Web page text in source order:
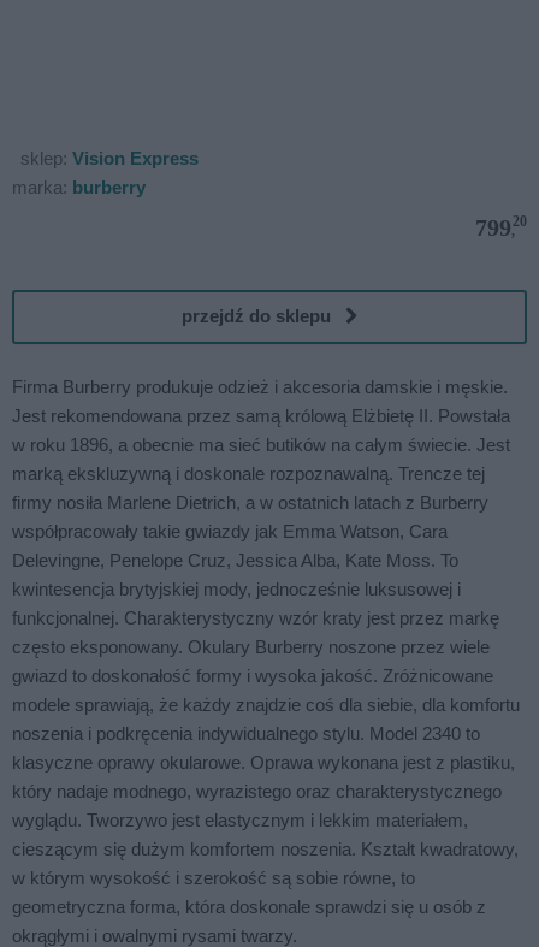
sklep: Vision Express
marka: burberry
799,
20
przejdź do sklepu
Firma Burberry produkuje odzież i akcesoria damskie i męskie.
Jest rekomendowana przez samą królową Elżbietę II. Powstała
w roku 1896, a obecnie ma sieć butików na całym świecie. Jest
marką ekskluzywną i doskonale rozpoznawalną. Trencze tej
firmy nosiła Marlene Dietrich, a w ostatnich latach z Burberry
współpracowały takie gwiazdy jak Emma Watson, Cara
Delevingne, Penelope Cruz, Jessica Alba, Kate Moss. To
kwintesencja brytyjskiej mody, jednocześnie luksusowej i
funkcjonalnej. Charakterystyczny wzór kraty jest przez markę
często eksponowany. Okulary Burberry noszone przez wiele
gwiazd to doskonałość formy i wysoka jakość. Zróżnicowane
modele sprawiają, że każdy znajdzie coś dla siebie, dla komfortu
noszenia i podkręcenia indywidualnego stylu. Model 2340 to
klasyczne oprawy okularowe. Oprawa wykonana jest z plastiku,
który nadaje modnego, wyrazistego oraz charakterystycznego
wyglądu. Tworzywo jest elastycznym i lekkim materiałem,
cieszącym się dużym komfortem noszenia. Kształt kwadratowy,
w którym wysokość i szerokość są sobie równe, to
geometryczna forma, która doskonale sprawdzi się u osób z
okrągłymi i owalnymi rysami twarzy.